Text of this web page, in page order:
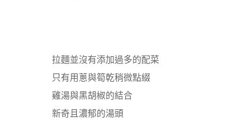
拉麵並沒有添加過多的配菜
只有用蔥與筍乾稍微點綴
雞湯與黑胡椒的結合
新奇且濃郁的湯頭